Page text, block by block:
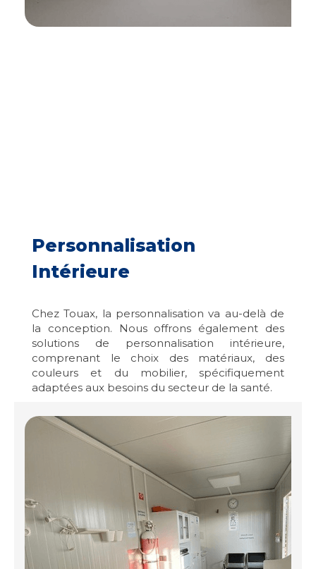
Personnalisation
Intérieure
Chez Touax, la personnalisation va au-delà de
la conception. Nous offrons également des
solutions de personnalisation intérieure,
comprenant le choix des matériaux, des
couleurs et du mobilier, spécifiquement
adaptées aux besoins du secteur de la santé.